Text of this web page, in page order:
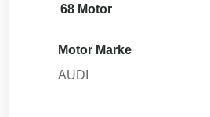
68 Motor
Motor Marke
AUDI